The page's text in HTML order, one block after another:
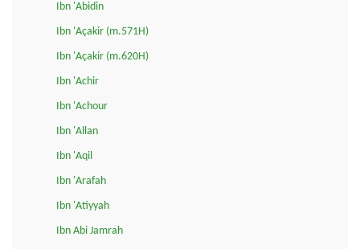
Ibn 'Abidin
Ibn 'Açakir (m.571H)
Ibn 'Açakir (m.620H)
Ibn 'Achir
Ibn 'Achour
Ibn 'Allan
Ibn 'Aqil
Ibn 'Arafah
Ibn 'Atiyyah
Ibn Abi Jamrah